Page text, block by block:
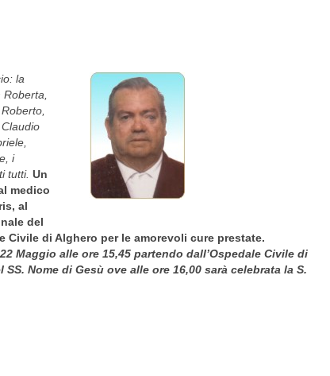
la
i
tutti. Un
medico
al
del
Civile di Alghero per le amorevoli cure prestate.
Maggio alle ore 15,45 partendo dall’Ospedale Civile di
Nome di Gesù ove alle ore 16,00 sarà celebrata la S.